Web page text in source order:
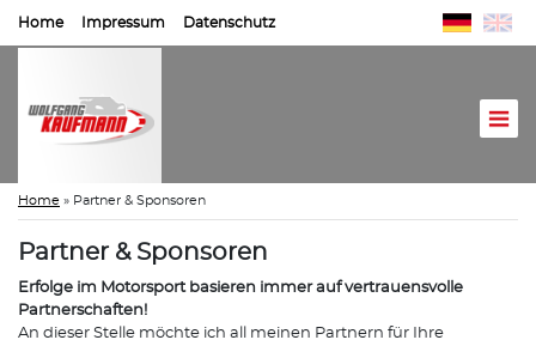
Home Impressum Datenschutz
Home » Partner & Sponsoren
Partner & Sponsoren
Erfolge im Motorsport basieren immer auf vertrauensvolle
Partnerschaften!
An dieser Stelle möchte ich all meinen Partnern für Ihre